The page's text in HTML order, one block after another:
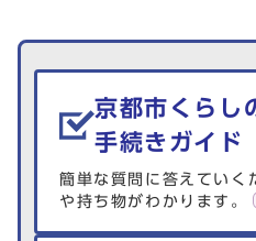
生活情報を探す
京都市くらし
手続きガイド
簡単な質問に答えていく
や持ち物がわかります。